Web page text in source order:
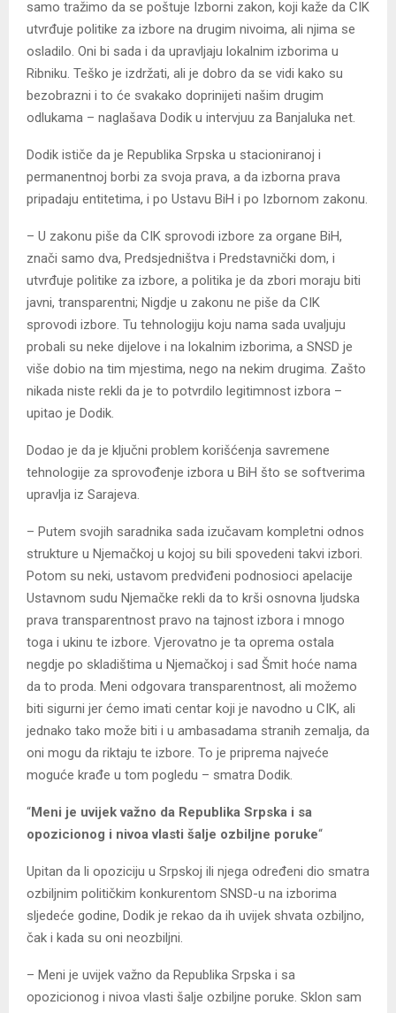
samo tražimo da se poštuje Izborni zakon, koji kaže da CIK
utvrđuje politike za izbore na drugim nivoima, ali njima se
osladilo. Oni bi sada i da upravljaju lokalnim izborima u
Ribniku. Teško je izdržati, ali je dobro da se vidi kako su
bezobrazni i to će svakako doprinijeti našim drugim
odlukama – naglašava Dodik u intervjuu za Banjaluka net.
Dodik ističe da je Republika Srpska u stacioniranoj i
permanentnoj borbi za svoja prava, a da izborna prava
pripadaju entitetima, i po Ustavu BiH i po Izbornom zakonu.
– U zakonu piše da CIK sprovodi izbore za organe BiH,
znači samo dva, Predsjedništva i Predstavnički dom, i
utvrđuje politike za izbore, a politika je da zbori moraju biti
javni, transparentni; Nigdje u zakonu ne piše da CIK
sprovodi izbore. Tu tehnologiju koju nama sada uvaljuju
probali su neke dijelove i na lokalnim izborima, a SNSD je
više dobio na tim mjestima, nego na nekim drugima. Zašto
nikada niste rekli da je to potvrdilo legitimnost izbora –
upitao je Dodik.
Dodao je da je ključni problem korišćenja savremene
tehnologije za sprovođenje izbora u BiH što se softverima
upravlja iz Sarajeva.
– Putem svojih saradnika sada izučavam kompletni odnos
strukture u Njemačkoj u kojoj su bili spovedeni takvi izbori.
Potom su neki, ustavom predviđeni podnosioci apelacije
Ustavnom sudu Njemačke rekli da to krši osnovna ljudska
prava transparentnost pravo na tajnost izbora i mnogo
toga i ukinu te izbore. Vjerovatno je ta oprema ostala
negdje po skladištima u Njemačkoj i sad Šmit hoće nama
da to proda. Meni odgovara transparentnost, ali možemo
biti sigurni jer ćemo imati centar koji je navodno u CIK, ali
jednako tako može biti i u ambasadama stranih zemalja, da
oni mogu da riktaju te izbore. To je priprema najveće
moguće krađe u tom pogledu – smatra Dodik.
“Meni je uvijek važno da Republika Srpska i sa
opozicionog i nivoa vlasti šalje ozbiljne poruke“
Upitan da li opoziciju u Srpskoj ili njega određeni dio smatra
ozbiljnim političkim konkurentom SNSD-u na izborima
sljedeće godine, Dodik je rekao da ih uvijek shvata ozbiljno,
čak i kada su oni neozbiljni.
– Meni je uvijek važno da Republika Srpska i sa
opozicionog i nivoa vlasti šalje ozbiljne poruke. Sklon sam